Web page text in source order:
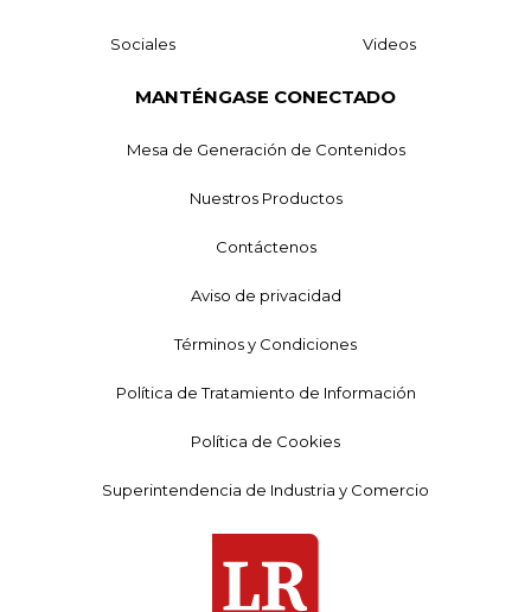
Sociales Videos
MANTÉNGASE CONECTADO
Mesa de Generación de Contenidos
Nuestros Productos
Contáctenos
Aviso de privacidad
Términos y Condiciones
Política de Tratamiento de Información
Política de Cookies
Superintendencia de Industria y Comercio